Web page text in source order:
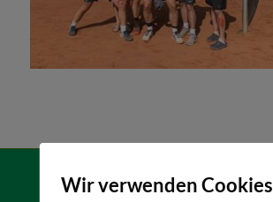
Wir verwenden Cookies